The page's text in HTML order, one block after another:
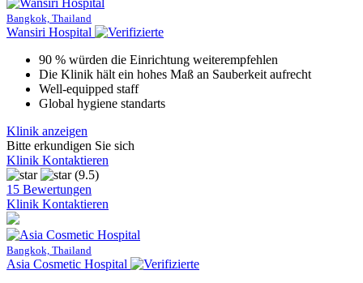
Bangkok, Thailand
Wansiri Hospital
90 % würden die Einrichtung weiterempfehlen
Die Klinik hält ein hohes Maß an Sauberkeit aufrecht
Well-equipped staff
Global hygiene standarts
Klinik anzeigen
Bitte erkundigen Sie sich
Klinik Kontaktieren
(9.5)
15 Bewertungen
Klinik Kontaktieren
Bangkok, Thailand
Asia Cosmetic Hospital